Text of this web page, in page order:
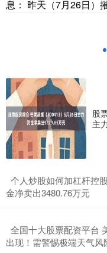
息： 昨天（7月26日）
股
主
个人炒股如何加杠杆控
金净卖出3480.76万元
全国十大股票配资平台
出现！需警惕极端天气风